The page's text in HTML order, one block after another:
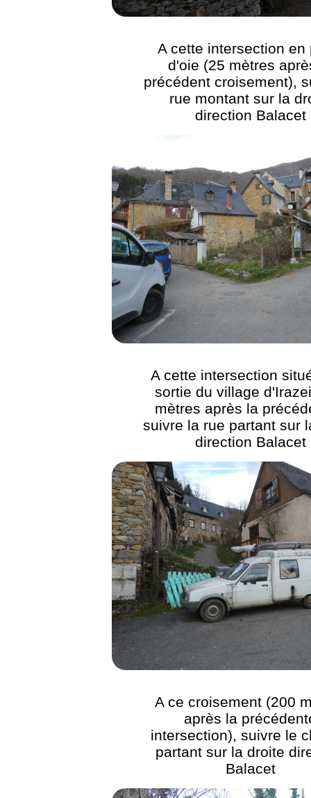
A cette intersection en
d'oie (25 mètres
précédent croisement),
rue montant sur la
direction Balacet
A cette intersection
sortie du village
mètres après la
suivre la rue partant sur
direction Balacet
A ce croisement (200
après la
intersection), suivre le
partant sur la droite
Balacet